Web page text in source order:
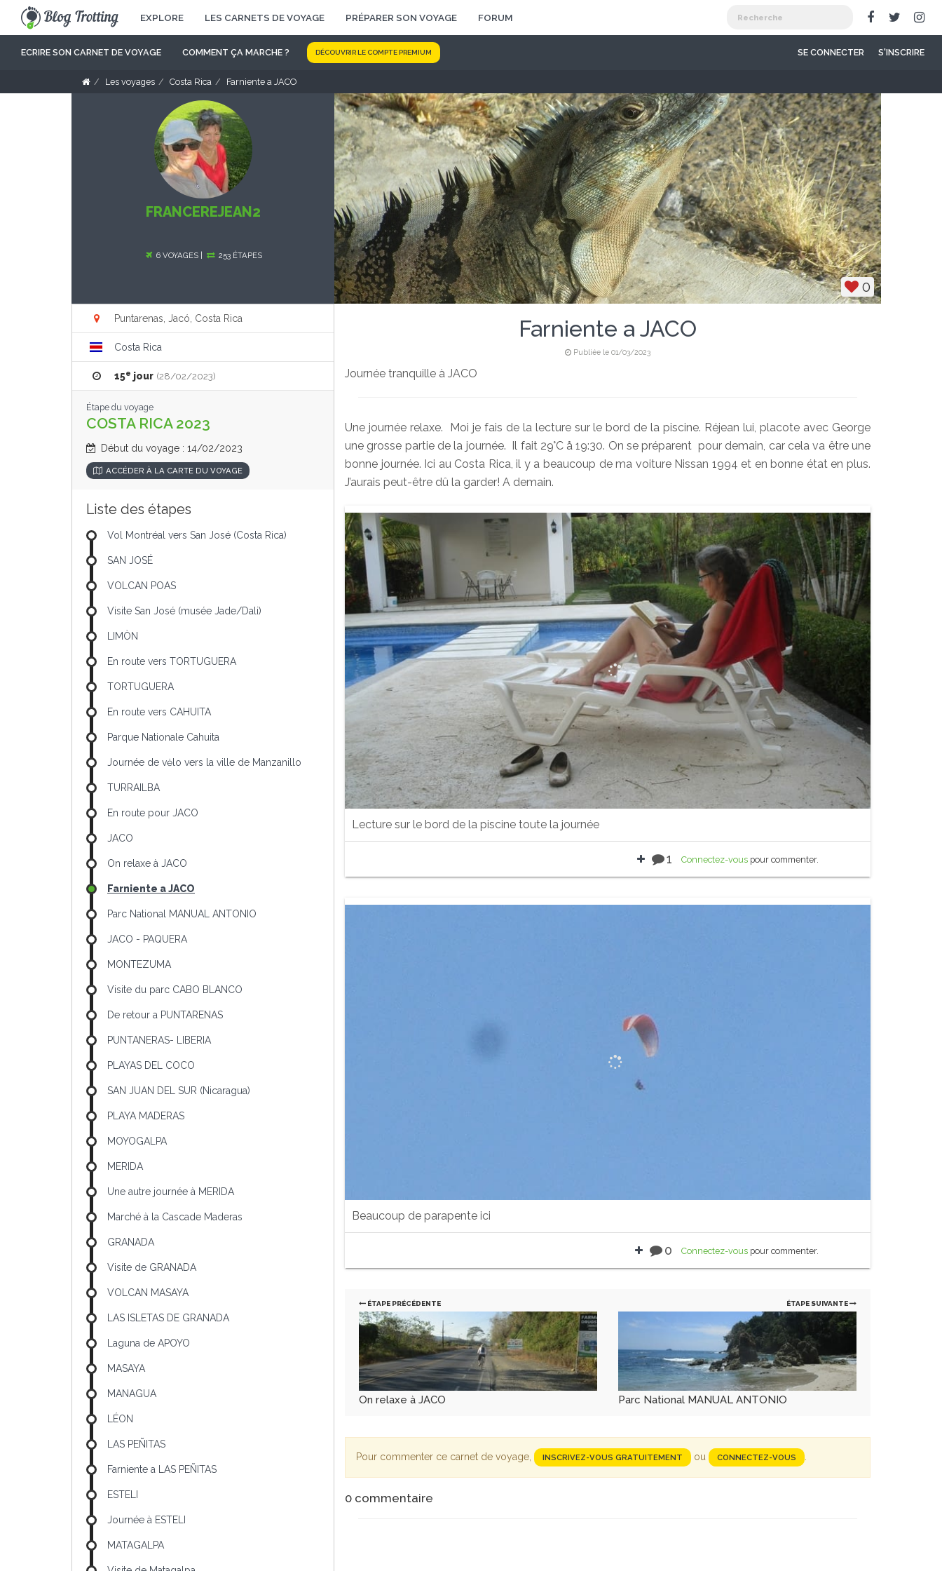
EXPLORE LES CARNETS DE VOYAGE PRÉPARER SON VOYAGE FORUM
ECRIRE SON CARNET DE VOYAGE COMMENT ÇA MARCHE ? DÉCOUVRIR LE COMPTE PREMIUM SE CONNECTER S'INSCRIRE
Les voyages Costa Rica Farniente a JACO
0
Farniente a JACO
Publiée le 01/03/2023
Journée tranquille à JACO
Une journée relaxe. Moi je fais de la lecture sur le bord de la piscine. Réjean lui, placote avec George
une grosse partie de la journée. Il fait 29°C å 19:30. On se préparent pour demain, car cela va être une
bonne journée. Ici au Costa Rica, il y a beaucoup de ma voiture Nissan 1994 et en bonne état en plus.
J’aurais peut-être dû la garder! A demain.
Lecture sur le bord de la piscine toute la journée
1 Connectez-vous pour commenter.
Beaucoup de parapente ici
0 Connectez-vous pour commenter.
ÉTAPE PRÉCÉDENTE
On relaxe à JACO
ÉTAPE SUIVANTE
Parc National MANUAL ANTONIO
Pour commenter ce carnet de voyage, INSCRIVEZ-VOUS GRATUITEMENT ou CONNECTEZ-VOUS .
0 commentaire
FRANCEREJEAN2
6 VOYAGES | 253 ÉTAPES
Puntarenas, Jacó, Costa Rica
Costa Rica
15e jour (28/02/2023)
Étape du voyage
COSTA RICA 2023
Début du voyage : 14/02/2023
ACCÉDER À LA CARTE DU VOYAGE
Liste des étapes
Vol Montréal vers San José (Costa Rica)
SAN JOSÉ
VOLCAN POAS
Visite San José (musée Jade/Dali)
LIMÒN
En route vers TORTUGUERA
TORTUGUERA
En route vers CAHUITA
Parque Nationale Cahuita
Journée de vėlo vers la ville de Manzanillo
TURRAILBA
En route pour JACO
JACO
On relaxe à JACO
Farniente a JACO
Parc National MANUAL ANTONIO
JACO - PAQUERA
MONTEZUMA
Visite du parc CABO BLANCO
De retour a PUNTARENAS
PUNTANERAS- LIBERIA
PLAYAS DEL COCO
SAN JUAN DEL SUR (Nicaragua)
PLAYA MADERAS
MOYOGALPA
MERIDA
Une autre journée à MERIDA
Marché à la Cascade Maderas
GRANADA
Visite de GRANADA
VOLCAN MASAYA
LAS ISLETAS DE GRANADA
Laguna de APOYO
MASAYA
MANAGUA
LÉON
LAS PEÑITAS
Farniente a LAS PEÑITAS
ESTELI
Journée à ESTELI
MATAGALPA